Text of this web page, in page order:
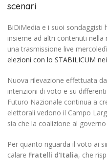
scenari
BiDiMedia e i suoi sondaggisti
insieme ad altri contenuti
una trasmissione live
elezioni con lo STABILICUM
Nuova rilevazione effettuata
intenzioni di voto e su
Futuro Nazionale continua a
elettorali vedono il Campo
sia che la coalizione al
Per quanto riguarda il voto ai
calare Fratelli d’Italia, che